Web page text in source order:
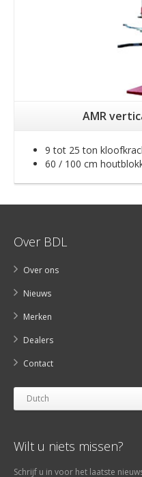
AMR
9 tot 25 ton
60 / 100 cm
Over BDL
Over ons
Nieuws
Merken
Dealers
Contact
Dutch
Wilt u niets missen?
Schrijf u in voor het laatste